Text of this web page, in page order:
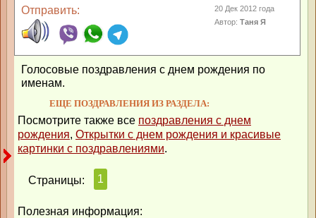
Отправить:
20 Дек 2012 года
Автор:Таня Я
Голосовые поздравления с днем рождения по
именам.
ЕЩЕ ПОЗДРАВЛЕНИЯ ИЗ РАЗДЕЛА:
Посмотрите также все поздравления с днем
рождения, Открытки с днем рождения и красивые
картинки с поздравлениями.
Страницы: 1
Полезная информация: